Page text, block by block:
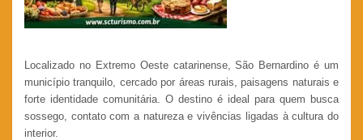
Localizado no Extremo Oeste catarinense, São Bernardino é um
município tranquilo, cercado por áreas rurais, paisagens naturais e
forte identidade comunitária. O destino é ideal para quem busca
sossego, contato com a natureza e vivências ligadas à cultura do
interior.